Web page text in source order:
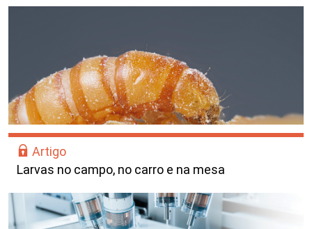
Artigo
Larvas no campo, no carro e na mesa